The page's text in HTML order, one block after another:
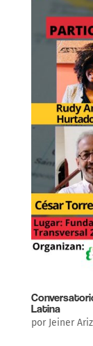
Latina
por Jeiner